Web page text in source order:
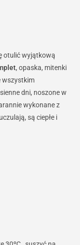
otulić wyjątkową
, opaska, mitenki
wszystkim
dni, noszone w
wykonane z
są ciepłe i